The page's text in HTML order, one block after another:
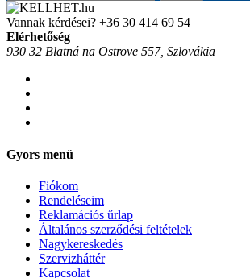
Vannak kérdései? +36 30 414 69 54
Elérhetőség
930 32 Blatná na Ostrove 557, Szlovákia
Gyors menü
Fiókom
Rendeléseim
Reklamációs űrlap
Általános szerződési feltételek
Nagykereskedés
Szervizháttér
Kapcsolat